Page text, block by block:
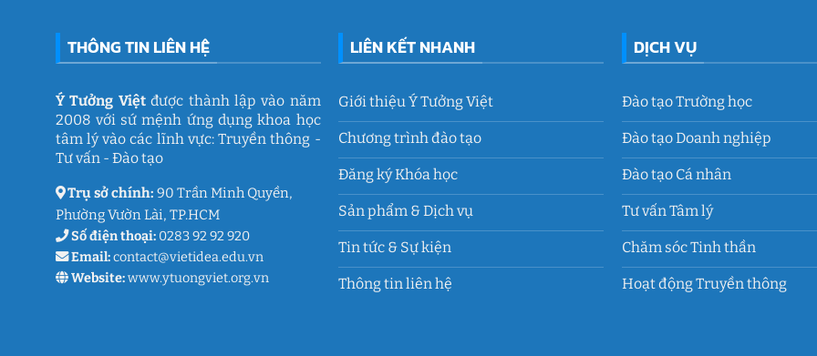
Tưởng
Việt
Lưu
và
thanh
xuân
lớp
9
THÔNG TIN LIÊN HỆ
Ý Tưởng Việtđược thành lập vào năm
2008 với sứ mệnh ứng dụng khoa học
tâm lý vào các lĩnh vực: Truyền thông -
Tư vấn - Đào tạo
Trụ sở chính: 90 Trần Minh Quyền,
Phường Vườn Lài, TP.HCM
Số điện thoại:0283 92 92 920
Email:contact@vietidea.edu.vn
Website:www.ytuongviet.org.vn
LIÊN KẾT NHANH
Giới thiệu Ý Tưởng Việt
Chương trình đào tạo
Đăng ký Khóa học
Sản phẩm & Dịch vụ
Tin tức & Sự kiện
Thông tin liên hệ
DỊCH VỤ
Đào tạo Trường học
Đào tạo Doanh nghiệp
Đào tạo Cá nhân
Tư vấn Tâm lý
Chăm sóc Tinh thần
Hoạt động Truyền thông